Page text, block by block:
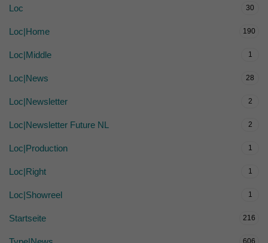
Loc 30
Loc|Home 190
Loc|Middle 1
Loc|News 28
Loc|Newsletter 2
Loc|Newsletter Future NL 2
Loc|Production 1
Loc|Right 1
Loc|Showreel 1
Startseite 216
606